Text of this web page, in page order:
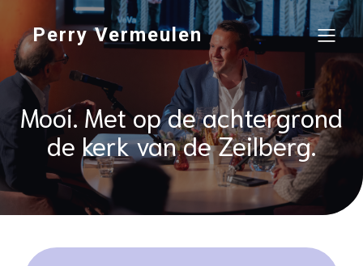
Perry Vermeulen
Mooi. Met op de achtergrond
de kerk van de Zeilberg.